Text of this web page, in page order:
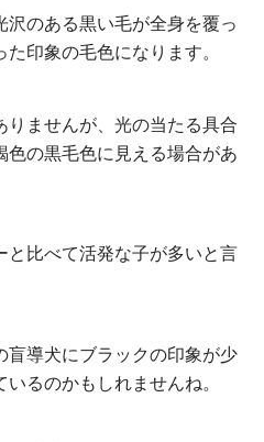
沢のある黒い毛が全身を覆っ
印象の毛色になります。
りませんが、光の当たる具合
色の黒毛色に見える場合があ
と比べて活発な子が多いと言
盲導犬にブラックの印象が少
るのかもしれませんね。